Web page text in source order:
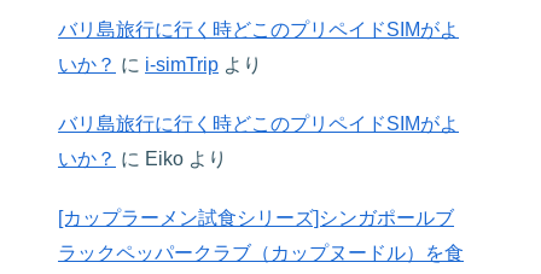
バリ島旅行に行く時どこのプリペイドSIMがよ
いか？ に i-simTrip より
バリ島旅行に行く時どこのプリペイドSIMがよ
いか？ に Eiko より
[カップラーメン試食シリーズ]シンガポールブ
ラックペッパークラブ（カップヌードル）を食